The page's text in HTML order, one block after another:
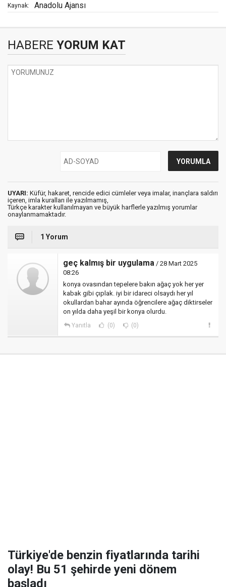
Kaynak: Anadolu Ajansı
HABERE YORUM KAT
UYARI: Küfür, hakaret, rencide edici cümleler veya imalar, inançlara saldırı
içeren, imla kuralları ile yazılmamış,
Türkçe karakter kullanılmayan ve büyük harflerle yazılmış yorumlar
onaylanmamaktadır.
1 Yorum
geç kalmış bir uygulama / 28 Mart 2025
08:26
konya ovasından tepelere bakın ağaç yok her yer
kabak gibi çıplak. iyi bir idareci olsaydı her yıl
okullardan bahar ayında öğrencilere ağaç diktirseler
on yılda daha yeşil bir konya olurdu.
Yanıtla (0) (0)
Türkiye'de benzin fiyatlarında tarihi
olay! Bu 51 şehirde yeni dönem
başladı